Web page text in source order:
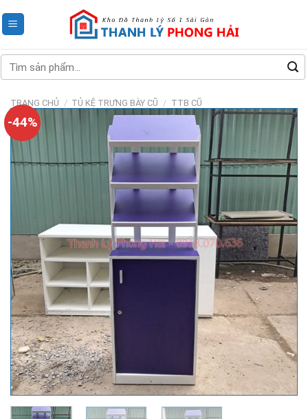
to
Tìm
kiếm:
TRANG CHỦ / TỦ KỆ TRƯNG BÀY CŨ / TTB CŨ
-44%